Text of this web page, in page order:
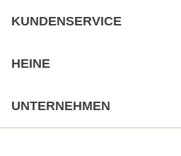
KUNDENSERVICE
HEINE
UNTERNEHMEN